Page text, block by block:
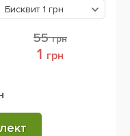
Бисквит 1 грн
55грн
1 грн